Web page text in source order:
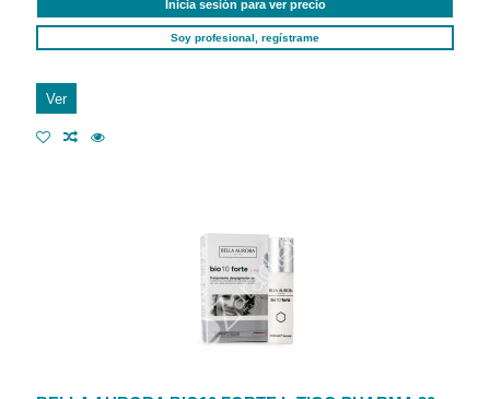
Inicia sesión para ver precio
Soy profesional, regístrame
Ver